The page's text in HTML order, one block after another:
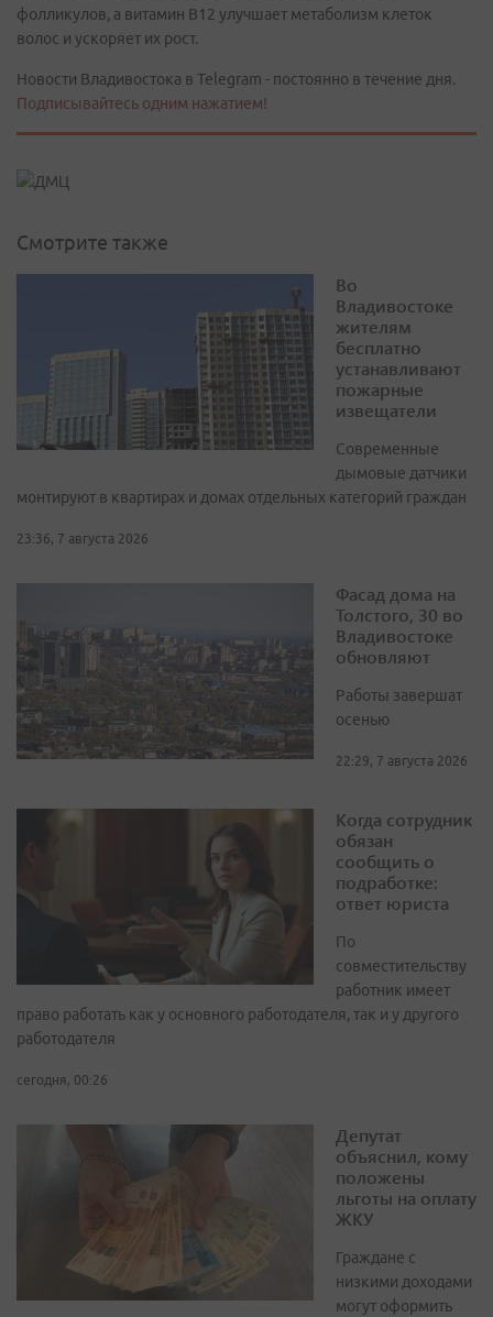
фолликулов, а витамин B12 улучшает метаболизм клеток
волос и ускоряет их рост.
Новости Владивостока в Telegram - постоянно в течение дня.
Подписывайтесь одним нажатием!
Смотрите также
Во
Владивостоке
жителям
бесплатно
устанавливают
пожарные
извещатели
Современные
дымовые датчики
монтируют в квартирах и домах отдельных категорий граждан
23:36, 7 августа 2026
Фасад дома на
Толстого, 30 во
Владивостоке
обновляют
Работы завершат
осенью
22:29, 7 августа 2026
Когда сотрудник
обязан
сообщить о
подработке:
ответ юриста
По
совместительству
работник имеет
право работать как у основного работодателя, так и у другого
работодателя
сегодня, 00:26
Депутат
объяснил, кому
положены
льготы на оплату
ЖКУ
Граждане с
низкими доходами
могут оформить